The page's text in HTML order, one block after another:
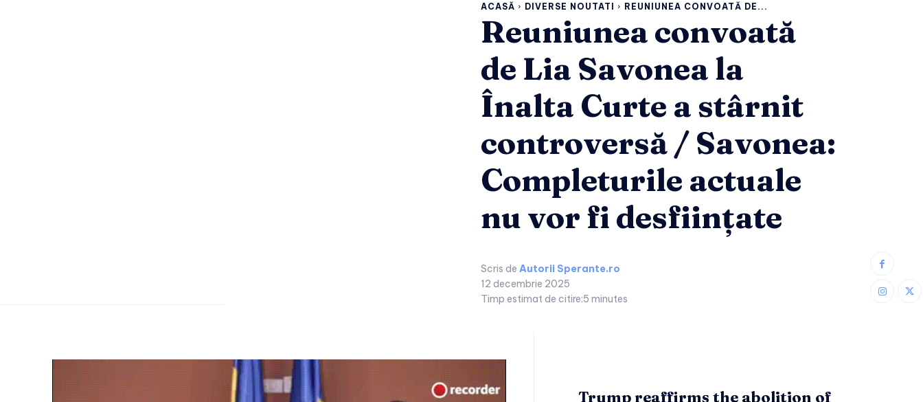
ACASĂ DIVERSE NOUTATI REUNIUNEA CONVOATĂ DE...
Reuniunea convoată
de Lia Savonea la
Înalta Curte a stârnit
controversă / Savonea:
Completurile actuale
nu vor fi desființate
Scris de Autorii Sperante.ro
12 decembrie 2025
Timp estimat de citire:5 minutes
Trump reaffirms the abolition of